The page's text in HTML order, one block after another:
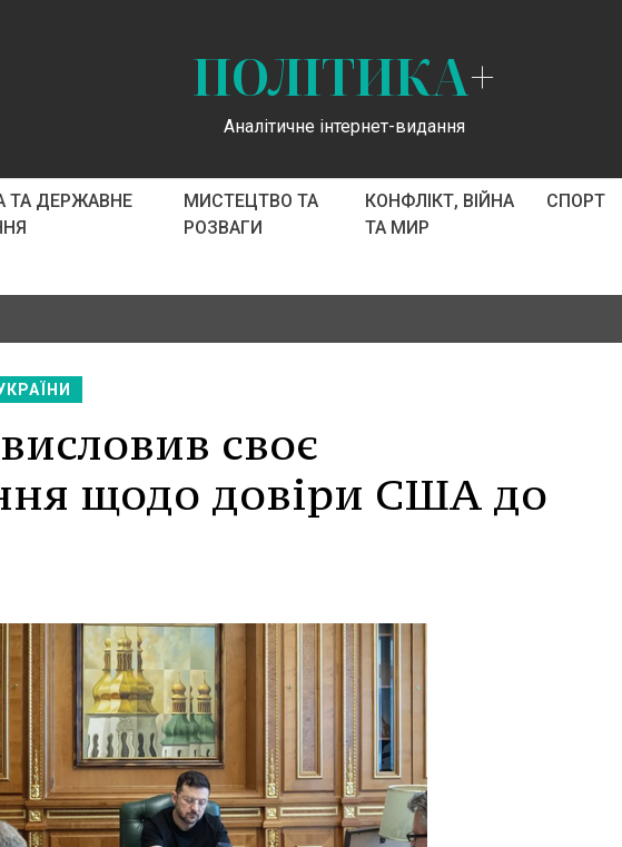
ПОЛІТИКА+
Аналітичне інтернет-видання
ТА ДЕРЖАВНЕ
МИСТЕЦТВО ТА
РОЗВАГИ
КОНФЛІКТ, ВІЙНА
ТА МИР
СПОРТ
своє
щодо довіри США до